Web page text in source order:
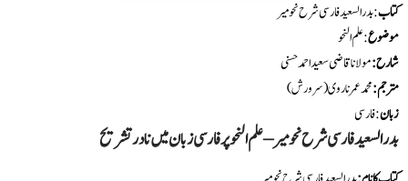
کتاب: بدر السعید فارسی شرح نحومیر
موضوع: علم النحو
شارح:مولانا قاضی سعید احمد حسنی
مترجم:محمد عمر ناروی (سرورش)
زبان: فارسی
بدر السعید فارسی شرح نحومیر – علم النحو پر فارسی زبان میں نادر تشریح